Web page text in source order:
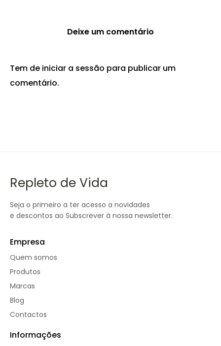
Deixe um comentário
Tem de iniciar a sessão para publicar um
comentário.
Repleto de Vida
Seja o primeiro a ter acesso a novidades
e descontos ao Subscrever à nossa newsletter.
Empresa
Quem somos
Produtos
Marcas
Blog
Contactos
Informações